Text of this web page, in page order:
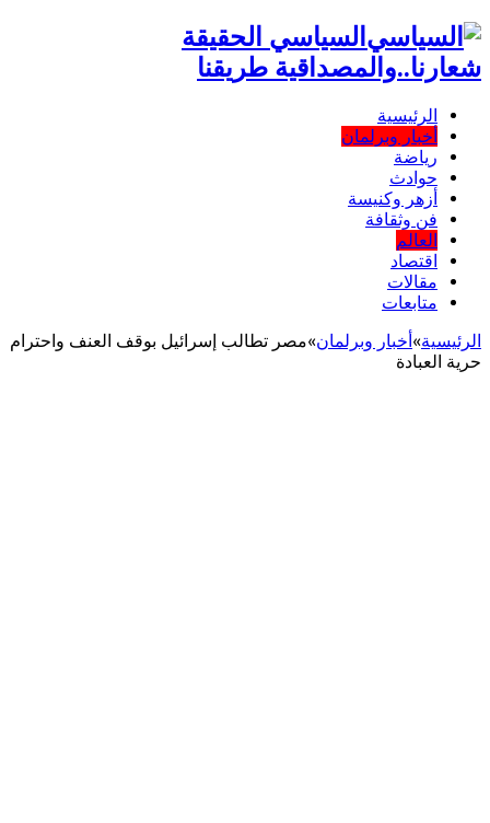
السياسي الحقيقة
شعارنا..والمصداقية طريقنا
الرئيسية
أخبار وبرلمان
رياضة
حوادث
أزهر وكنيسة
فن وثقافة
العالم
اقتصاد
مقالات
متابعات
الرئيسية»أخبار وبرلمان»مصر تطالب إسرائيل بوقف العنف واحترام
حرية العبادة